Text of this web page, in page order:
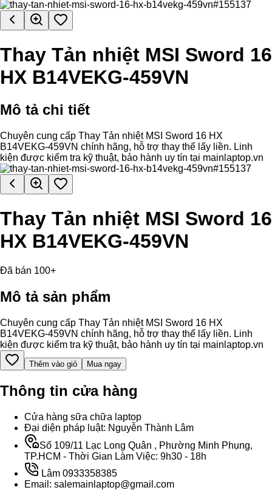
Thay Tản nhiệt MSI Sword 16
HX B14VEKG-459VN
Mô tả chi tiết
Chuyên cung cấp Thay Tản nhiệt MSI Sword 16 HX
B14VEKG-459VN chính hãng, hỗ trợ thay thế lấy liền. Linh
kiện được kiểm tra kỹ thuật, bảo hành uy tín tại mainlaptop.vn
Thay Tản nhiệt MSI Sword 16
HX B14VEKG-459VN
Đã bán 100+
Mô tả sản phẩm
Chuyên cung cấp Thay Tản nhiệt MSI Sword 16 HX
B14VEKG-459VN chính hãng, hỗ trợ thay thế lấy liền. Linh
kiện được kiểm tra kỹ thuật, bảo hành uy tín tại mainlaptop.vn
Thêm vào giỏ Mua ngay
Thông tin cửa hàng
Cửa hàng sữa chữa laptop
Đại diện pháp luật: Nguyễn Thành Lâm
Số 109/11 Lạc Long Quân , Phường Minh Phụng,
TP.HCM - Thời Gian Làm Việc: 9h30 - 18h
Lâm 0933358385
Email: salemainlaptop@gmail.com